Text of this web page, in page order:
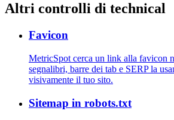
Altri controlli di technical
Favicon
MetricSpot cerca un link alla favicon
segnalibri, barre dei tab e SERP la
visivamente il tuo sito.
Sitemap in robots.txt